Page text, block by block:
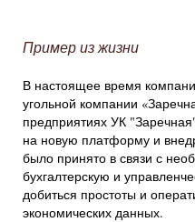
Пример из жизни
В настоящее время
угольной компании
предприятиях УК
на новую платформу и
было принято в связи с
бухгалтерскую и
добиться простоты и
экономических данных.